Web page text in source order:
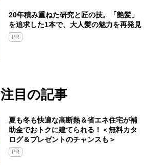
20年積み重ねた研究と匠の技。「艶髪」
を追求した1本で、大人髪の魅力を再発見
PR
注目の記事
夏も冬も快適な高断熱＆省エネ住宅が補
助金でおトクに建てられる！＜無料カタ
ログ＆プレゼントのチャンスも＞
PR